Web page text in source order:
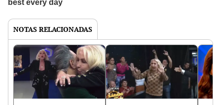
NOTAS RELACIONADAS